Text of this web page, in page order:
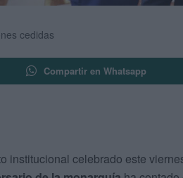
cedidas
Compartir en Whatsapp
institucional celebrado este